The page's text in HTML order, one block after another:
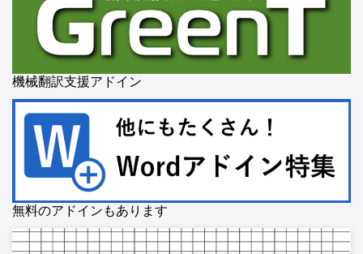
機械翻訳支援アドイン
無料のアドインもあります